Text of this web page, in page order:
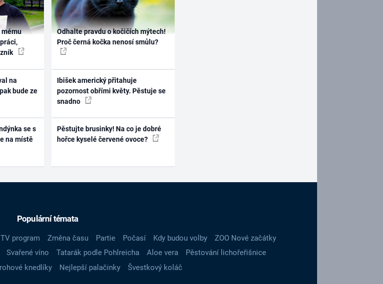
mému
na
bude ze
se s
na místě
Odhalte pravdu o kočičích mýtech!
Proč černá kočka nenosí smůlu?
Ibišek americký přitahuje
pozornost obřími květy. Pěstuje se
snadno
Pěstujte brusinky! Na co je dobré
hořce kyselé červené ovoce?
Populární témata
TV program Změna času Partie Počasí Kdy budou volby
ZOO Nové začátky
Svařené víno Tatarák podle Pohlreicha Aloe vera
Pěstování lichořeřišnice
knedlíky Nejlepší palačinky Švestkový koláč